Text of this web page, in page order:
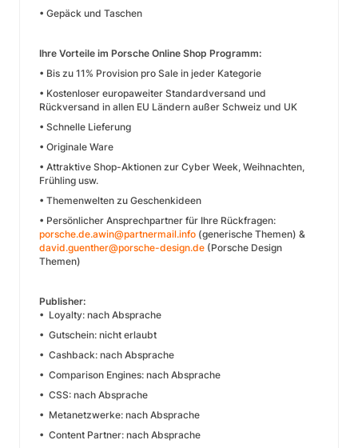
• Gepäck und Taschen
Ihre Vorteile im Porsche Online Shop Programm:
• Bis zu 11% Provision pro Sale in jeder Kategorie
• Kostenloser europaweiter Standardversand und
Rückversand in allen EU Ländern außer Schweiz und UK
• Schnelle Lieferung
• Originale Ware
• Attraktive Shop-Aktionen zur Cyber Week, Weihnachten,
Frühling usw.
• Themenwelten zu Geschenkideen
• Persönlicher Ansprechpartner für Ihre Rückfragen:
porsche.de.awin@partnermail.info (generische Themen) &
david.guenther@porsche-design.de (Porsche Design
Themen)
Publisher:
• Loyalty: nach Absprache
• Gutschein: nicht erlaubt
• Cashback: nach Absprache
• Comparison Engines: nach Absprache
• CSS: nach Absprache
• Metanetzwerke: nach Absprache
• Content Partner: nach Absprache